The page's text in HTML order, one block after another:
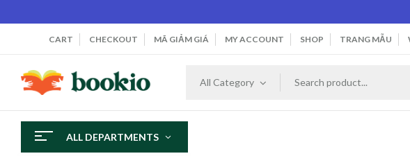
CART CHECKOUT MÃ GIẢM GIÁ MY ACCOUNT SHOP TRANG MẪU
All Category
ALL DEPARTMENTS